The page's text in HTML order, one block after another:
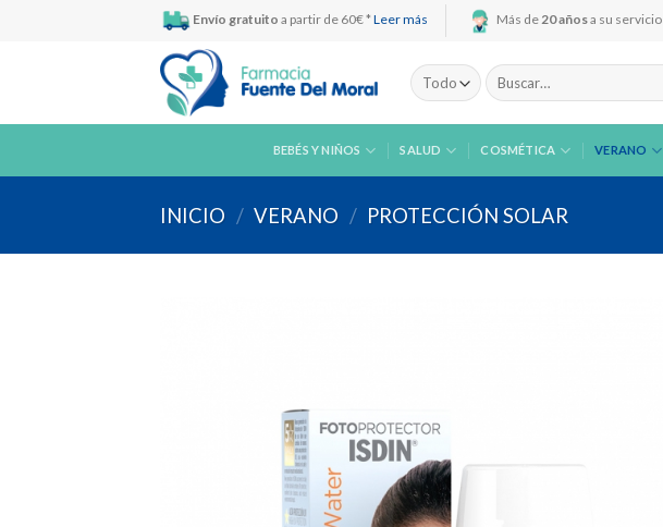
Envío gratuito a partir de 60€ * Leer más Más de20 añosa su servicio
Buscar
por:
BEBÉS Y NIÑOS SALUD COSMÉTICA VERANO
INICIO / VERANO / PROTECCIÓN SOLAR